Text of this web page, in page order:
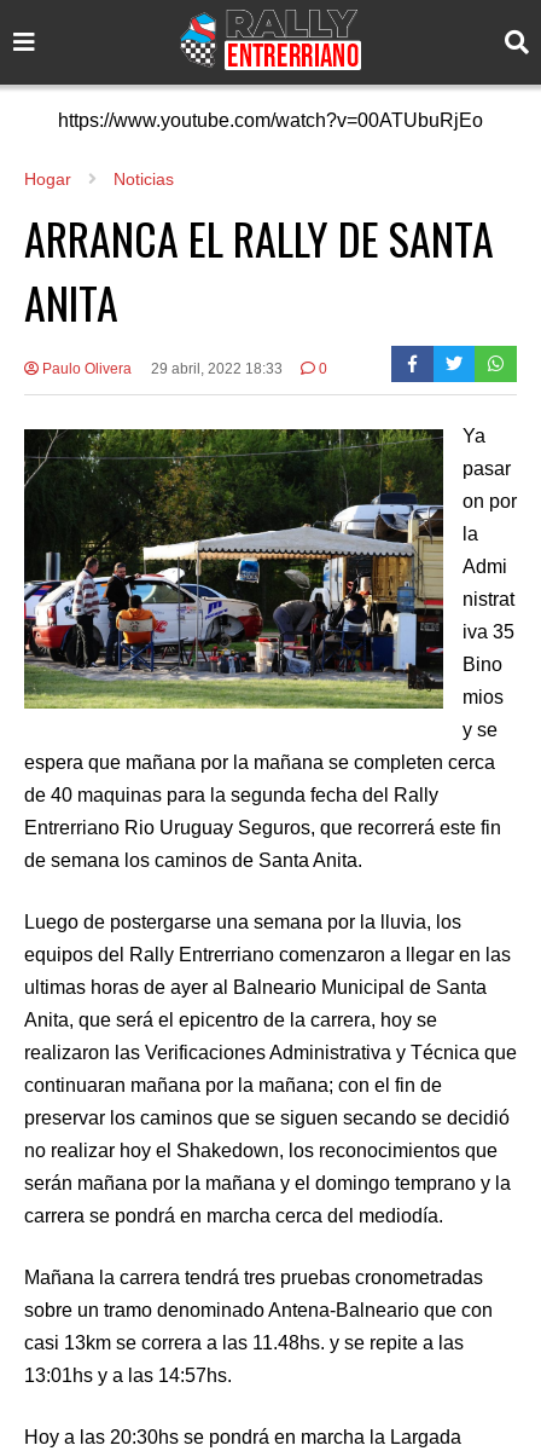
https://www.youtube.com/watch?v=00ATUbuRjEo
Hogar Noticias
ARRANCA EL RALLY DE SANTA
ANITA
Paulo Olivera 29 abril, 2022 18:33 0
Ya
pasar
on por
la
Admi
nistrat
iva 35
Bino
mios
y se
espera que mañana por la mañana se completen cerca
de 40 maquinas para la segunda fecha del Rally
Entrerriano Rio Uruguay Seguros, que recorrerá este fin
de semana los caminos de Santa Anita.
Luego de postergarse una semana por la lluvia, los
equipos del Rally Entrerriano comenzaron a llegar en las
ultimas horas de ayer al Balneario Municipal de Santa
Anita, que será el epicentro de la carrera, hoy se
realizaron las Verificaciones Administrativa y Técnica que
continuaran mañana por la mañana; con el fin de
preservar los caminos que se siguen secando se decidió
no realizar hoy el Shakedown, los reconocimientos que
serán mañana por la mañana y el domingo temprano y la
carrera se pondrá en marcha cerca del mediodía.
Mañana la carrera tendrá tres pruebas cronometradas
sobre un tramo denominado Antena-Balneario que con
casi 13km se correra a las 11.48hs. y se repite a las
13:01hs y a las 14:57hs.
Hoy a las 20:30hs se pondrá en marcha la Largada